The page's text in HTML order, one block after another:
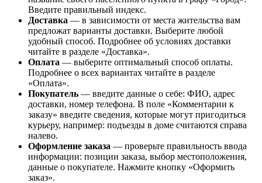
Введите правильный индекс.
Доставка — в зависимости от места жительства вам
предложат варианты доставки. Выберите любой
удобный способ. Подробнее об условиях доставки
читайте в разделе «Доставка».
Оплата — выберите оптимальный способ оплаты.
Подробнее о всех вариантах читайте в разделе
«Оплата».
Покупатель — введите данные о себе: ФИО, адрес
доставки, номер телефона. В поле «Комментарии к
заказу» введите сведения, которые могут пригодиться
курьеру, например: подъезды в доме считаются справа
налево.
Оформление заказа — проверьте правильность ввода
информации: позиции заказа, выбор местоположения,
данные о покупателе. Нажмите кнопку «Оформить
заказ».